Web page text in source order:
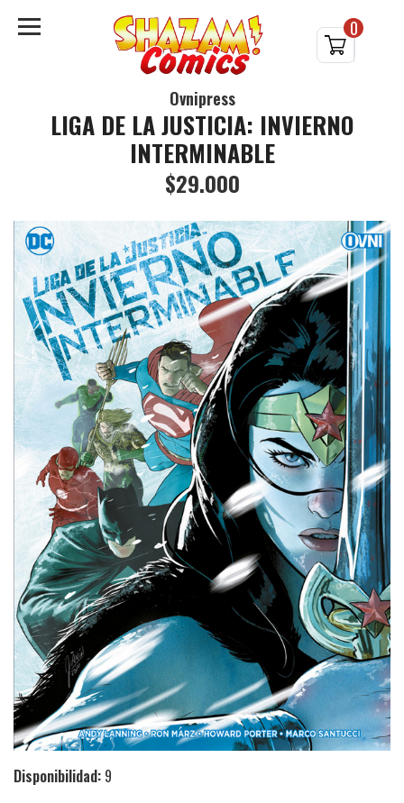
0
Ovnipress
LIGA DE LA JUSTICIA: INVIERNO
INTERMINABLE
$29.000
Disponibilidad: 9